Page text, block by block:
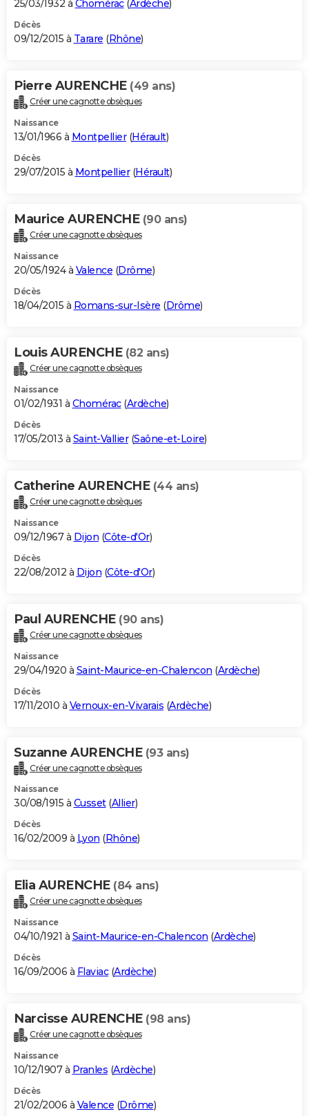
25/03/1932 à Chomérac(Ardèche)
Décès
09/12/2015 à Tarare (Rhône)
Pierre AURENCHE (49 ans)
Créer une cagnotte obsèques
Naissance
13/01/1966 à Montpellier(Hérault)
Décès
29/07/2015 à Montpellier(Hérault)
Maurice AURENCHE (90 ans)
Créer une cagnotte obsèques
Naissance
20/05/1924 à Valence (Drôme)
Décès
18/04/2015 à Romans-sur-Isère (Drôme)
Louis AURENCHE (82 ans)
Créer une cagnotte obsèques
Naissance
01/02/1931 à Chomérac(Ardèche)
Décès
17/05/2013 à Saint-Vallier(Saône-et-Loire)
Catherine AURENCHE (44 ans)
Créer une cagnotte obsèques
Naissance
09/12/1967 à Dijon (Côte-d'Or)
Décès
22/08/2012 à Dijon (Côte-d'Or)
Paul AURENCHE (90 ans)
Créer une cagnotte obsèques
Naissance
29/04/1920 à Saint-Maurice-en-Chalencon (Ardèche)
Décès
17/11/2010 à Vernoux-en-Vivarais (Ardèche)
Suzanne AURENCHE (93 ans)
Créer une cagnotte obsèques
Naissance
30/08/1915 à Cusset(Allier)
Décès
16/02/2009 à Lyon (Rhône)
Elia AURENCHE (84 ans)
Créer une cagnotte obsèques
Naissance
04/10/1921 à Saint-Maurice-en-Chalencon (Ardèche)
Décès
16/09/2006 à Flaviac(Ardèche)
Narcisse AURENCHE (98 ans)
Créer une cagnotte obsèques
Naissance
10/12/1907 à Pranles (Ardèche)
Décès
21/02/2006 à Valence (Drôme)